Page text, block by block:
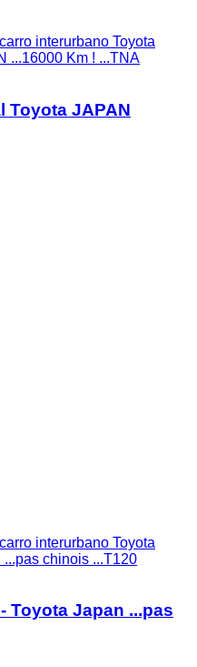
interurbano Toyota
...16000 Km ! ...TNA
Toyota JAPAN
interurbano Toyota
chinois ...T120
Toyota Japan ...pas